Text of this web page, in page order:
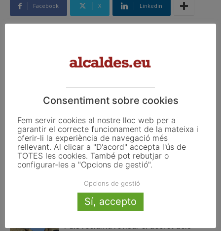
Facebook X Linkedin
Municipàlia tanca una edició
La Federació de Municipis de
Pi i Sunyer presenten una nova
edició del llibre de Bones
Pràctiques dels Governs
Articles relacionats
Eclipsi solar del 12 d’agost: així es
veurà des dels municipis de Catalunya
Pals reclama revisar el decret dels
Consentiment sobre cookies
Fem servir cookies al nostre lloc web per a
garantir el correcte funcionament de la mateixa i
oferir-li la experiència de navegació més
rellevant. Al clicar a "D'acord" accepta l'ús de
TOTES les cookies. També pot rebutjar o
configurar-les a "Opcions de gestió".
Opcions de gestió
Sí, accepto